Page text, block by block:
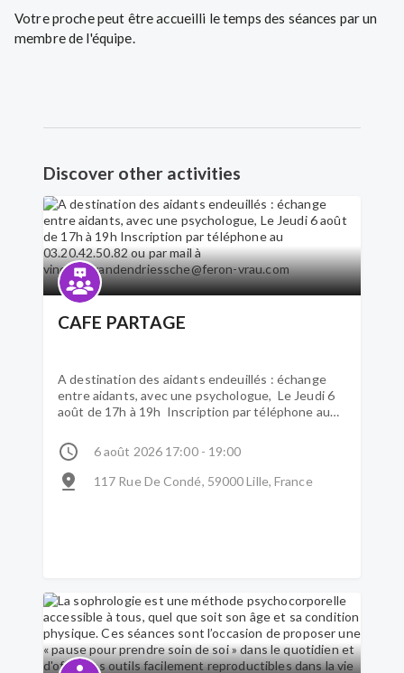
Votre proche peut être accueilli le temps des séances par un
membre de l'équipe.
Discover other activities
CAFE PARTAGE
A destination des aidants endeuillés : échange
entre aidants, avec une psychologue, Le Jeudi 6
août de 17h à 19h Inscription par téléphone au
vinciane.vandendriessche@feron-vrau.com
6 août 2026 17:00 - 19:00
117 Rue De Condé, 59000 Lille, France